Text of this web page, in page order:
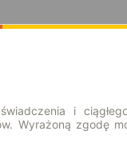
i
Wyrażoną zgodę